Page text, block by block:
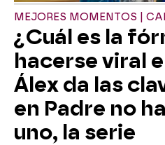
MEJORES MOMENTOS |
¿Cuál es la
hacerse viral
Álex da las
en Padre no
uno, la serie